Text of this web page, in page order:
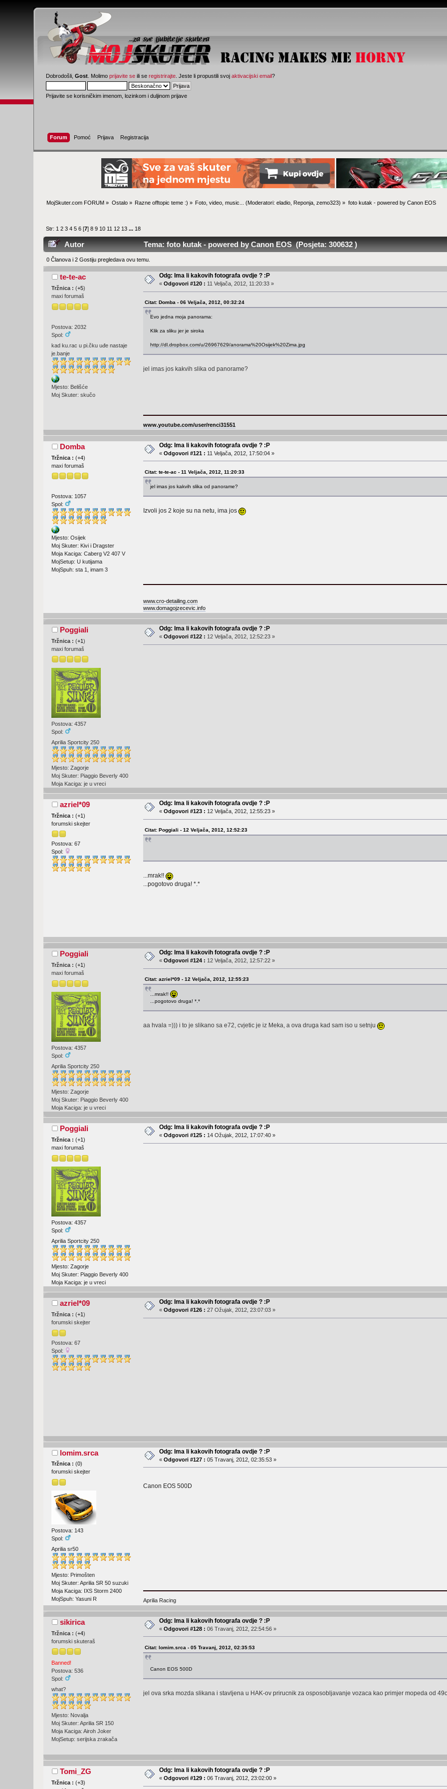
Dobrodošli,Gost . Molimoprijavite se ili seregistrirajte . Jeste li propustili svojaktivacijski email?
Prijavite se korisničkim imenom, lozinkom i duljinom prijave
Forum Pomoć Prijava Registracija
MojSkuter.com FORUM » Ostalo» Razne offtopic teme :) » Foto, video, music... (Moderatori:eladio Reponja ,zemo323) » foto kutak - powered by Canon EOS
Str: 1 2 3 4 5 6 [7]8 9 10 11 12 13 ... 18
Autor Tema: foto kutak - powered by Canon EOS (Posjeta: 300632 )
0 Članova i 2 Gostiju pregledava ovu temu.
te-te-ac
Tržnica :(+5)
maxi forumaš
Postova: 2032
Spol:
kad ku.rac u pi.čku uđe nastaje
je.banje
Mjesto: Belišće
Moj Skuter: skučo
Odg: Ima li kakovih fotografa ovdje ? :P
«Odgovori #120 : 11 Veljača, 2012, 11:20:33 »
Citat: Domba - 06 Veljača, 2012, 00:32:24
Evo jedna moja panorama:
Klik za sliku jer je siroka
http://dl.dropbox.com/u/26967629/anorama%20Osijek%20Zima.jpg
jel imas jos kakvih slika od panorame?
www.youtube.com/user/renci31551
Domba
Tržnica :(+4)
maxi forumaš
Postova: 1057
Spol:
Mjesto: Osijek
Moj Skuter: Kivi i Dragster
Moja Kaciga: Caberg V2 407 V
MojSetup: U kutijama
MojSpuh: sta 1, imam 3
Odg: Ima li kakovih fotografa ovdje ? :P
«Odgovori #121 : 11 Veljača, 2012, 17:50:04 »
Citat: te-te-ac - 11 Veljača, 2012, 11:20:33
jel imas jos kakvih slika od panorame?
Izvoli jos 2 koje su na netu, ima jos
www.cro-detailing.com
www.domagojzecevic.info
Poggiali
Tržnica :(+1)
maxi forumaš
Postova: 4357
Spol:
Aprilia Sportcity 250
Mjesto: Zagorje
Moj Skuter: Piaggio Beverly 400
Moja Kaciga: je u vreci
Odg: Ima li kakovih fotografa ovdje ? :P
«Odgovori #122 : 12 Veljača, 2012, 12:52:23 »
azriel*09
Tržnica :(+1)
forumski skejter
Postova: 67
Spol:
Odg: Ima li kakovih fotografa ovdje ? :P
«Odgovori #123 : 12 Veljača, 2012, 12:55:23 »
Citat: Poggiali - 12 Veljača, 2012, 12:52:23
...mrak!!
...pogotovo druga! *.*
Poggiali
Tržnica :(+1)
maxi forumaš
Postova: 4357
Spol:
Aprilia Sportcity 250
Mjesto: Zagorje
Moj Skuter: Piaggio Beverly 400
Moja Kaciga: je u vreci
Odg: Ima li kakovih fotografa ovdje ? :P
«Odgovori #124 : 12 Veljača, 2012, 12:57:22 »
Citat: azriel*09 - 12 Veljača, 2012, 12:55:23
...mrak!!
...pogotovo druga! *.*
aa hvala =))) i to je slikano sa e72, cvjetic je iz Meka, a ova druga kad sam iso u setnju
Poggiali
Tržnica :(+1)
maxi forumaš
Postova: 4357
Spol:
Aprilia Sportcity 250
Mjesto: Zagorje
Moj Skuter: Piaggio Beverly 400
Moja Kaciga: je u vreci
Odg: Ima li kakovih fotografa ovdje ? :P
«Odgovori #125 : 14 Ožujak, 2012, 17:07:40 »
azriel*09
Tržnica :(+1)
forumski skejter
Postova: 67
Spol:
Odg: Ima li kakovih fotografa ovdje ? :P
«Odgovori #126 : 27 Ožujak, 2012, 23:07:03 »
lomim.srca
Tržnica :(0)
forumski skejter
Postova: 143
Spol:
Aprilia sr50
Mjesto: Primošten
Moj Skuter: Aprilia SR 50 suzuki
Moja Kaciga: IXS Storm 2400
MojSpuh: Yasuni R
Odg: Ima li kakovih fotografa ovdje ? :P
«Odgovori #127 : 05 Travanj, 2012, 02:35:53 »
Canon EOS 500D
Aprilia Racing
sikirica
Tržnica :(+4)
forumski skuteraš
Banned!
Postova: 536
Spol:
what?
Mjesto: Novalja
Moj Skuter: Aprilia SR 150
Moja Kaciga: Airoh Joker
MojSetup: serijska zrakača
Odg: Ima li kakovih fotografa ovdje ? :P
«Odgovori #128 : 06 Travanj, 2012, 22:54:56 »
Citat: lomim.srca - 05 Travanj, 2012, 02:35:53
Canon EOS 500D
jel ova srka mozda slikana i stavljena u HAK-ov prirucnik za osposobljavanje vozaca kao primjer mopeda od
Tomi_ZG
Tržnica :(+3)
Odg: Ima li kakovih fotografa ovdje ? :P
«Odgovori #129 : 06 Travanj, 2012, 23:02:00 »